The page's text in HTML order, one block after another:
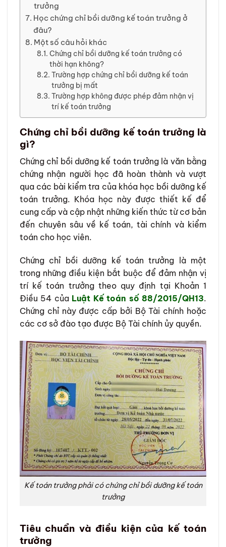
trưởng
Học chứng chỉ bồi dưỡng kế toán trưởng ở
đâu?
Một số câu hỏi khác
Chứng chỉ bồi dưỡng kế toán trưởng có
thời hạn không?
Trường hợp chứng chỉ bồi dưỡng kế toán
trưởng bị mất
Trường hợp không được phép đảm nhận vị
trí kế toán trưởng
Chứng chỉ bồi dưỡng kế toán trưởng là
gì?
Chứng chỉ bồi dưỡng kế toán trưởng là văn bằng
chứng nhận người học đã hoàn thành và vượt
qua các bài kiểm tra của khóa học bồi dưỡng kế
toán trưởng. Khóa học này được thiết kế để
cung cấp và cập nhật những kiến thức từ cơ bản
đến chuyên sâu về kế toán, tài chính và kiểm
toán cho học viên.
Chứng chỉ bồi dưỡng kế toán trưởng là một
trong những điều kiện bắt buộc để đảm nhận vị
trí kế toán trưởng theo quy định tại Khoản 1
Điều 54 của Luật Kế toán số 88/2015/QH13.
Chứng chỉ này được cấp bởi Bộ Tài chính hoặc
các cơ sở đào tạo được Bộ Tài chính ủy quyền.
Kế toán trưởng phải có chứng chỉ bồi dưỡng kế toán
trưởng
Tiêu chuẩn và điều kiện của kế toán
trưởng